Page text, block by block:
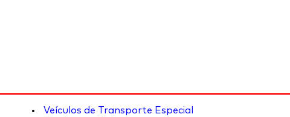
Veículos de Transporte Especial